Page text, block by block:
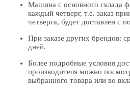
Машина с основного склада
каждый четверг, т.е. заказ
четверга, будет доставлен с
При заказе других брендов:
дней.
Более подробные условия
производителя можно
выбранного товара или во